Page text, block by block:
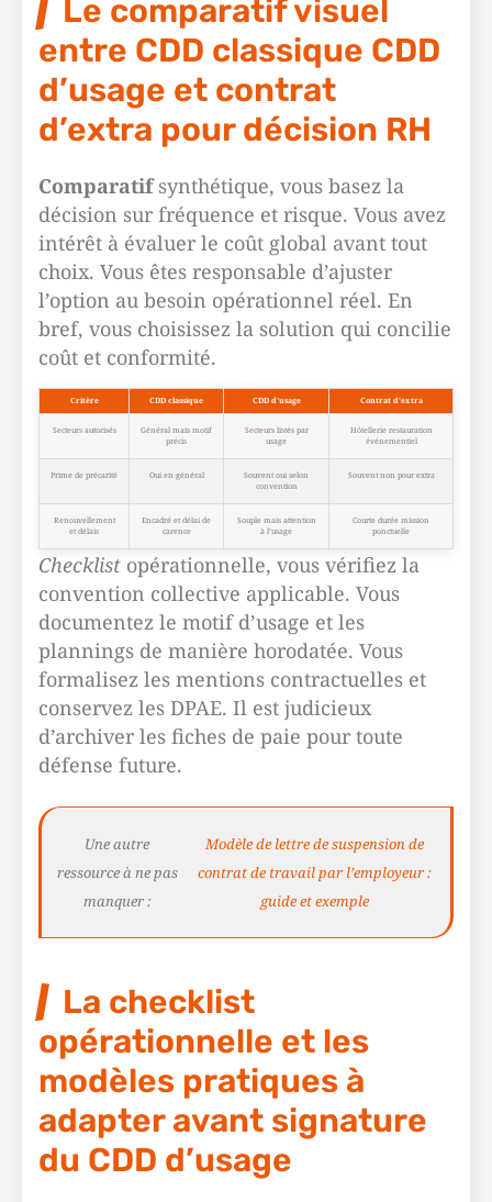
Le comparatif visuel
entre CDD classique CDD
d’usage et contrat
d’extra pour décision RH
Comparatifsynthétique, vous basez la
décision sur fréquence et risque. Vous avez
intérêt à évaluer le coût global avant tout
choix. Vous êtes responsable d’ajuster
l’option au besoin opérationnel réel. En
bref, vous choisissez la solution qui concilie
coût et conformité.
Critère CDD classique CDD d’usage Contrat d’extra
Secteurs autorisés
Général mais motif
précis
Secteurs listés par
usage
Hôtellerie restauration
événementiel
Prime de précarité Oui en général
Souvent oui selon
convention
Souvent non pour extra
Renouvellement
et délais
Encadré et délai de
carence
Souple mais attention
à l’usage
Courte durée mission
ponctuelle
Checklist opérationnelle, vous vérifiez la
convention collective applicable. Vous
documentez le motif d’usage et les
plannings de manière horodatée. Vous
formalisez les mentions contractuelles et
conservez les DPAE. Il est judicieux
d’archiver les fiches de paie pour toute
défense future.
Une autre
ressource à ne pas
manquer :
Modèle de lettre de suspension de
contrat de travail par l’employeur :
guide et exemple
La checklist
opérationnelle et les
modèles pratiques à
adapter avant signature
du CDD d’usage